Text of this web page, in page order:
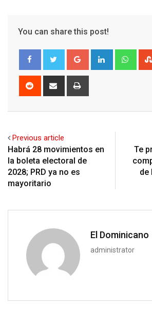
You can share this post!
Google+ LinkedIn
Reddit
Share
Previous article
Habrá 28 movimientos en
la boleta electoral de
2028; PRD ya no es
mayoritario
Te
de
El Dominicano
administrator